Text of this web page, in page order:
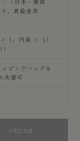
（日本・姫路
、真鍮金具
× 1、内装 × 1）
ピングバッグ＆
洗濯可
お支払方法